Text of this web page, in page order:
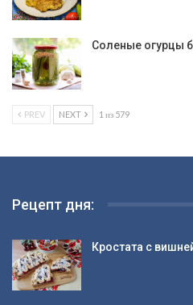
Соленые огурцы
PREV NEXT 1 из 579
Рецепт дня:
Кростата с